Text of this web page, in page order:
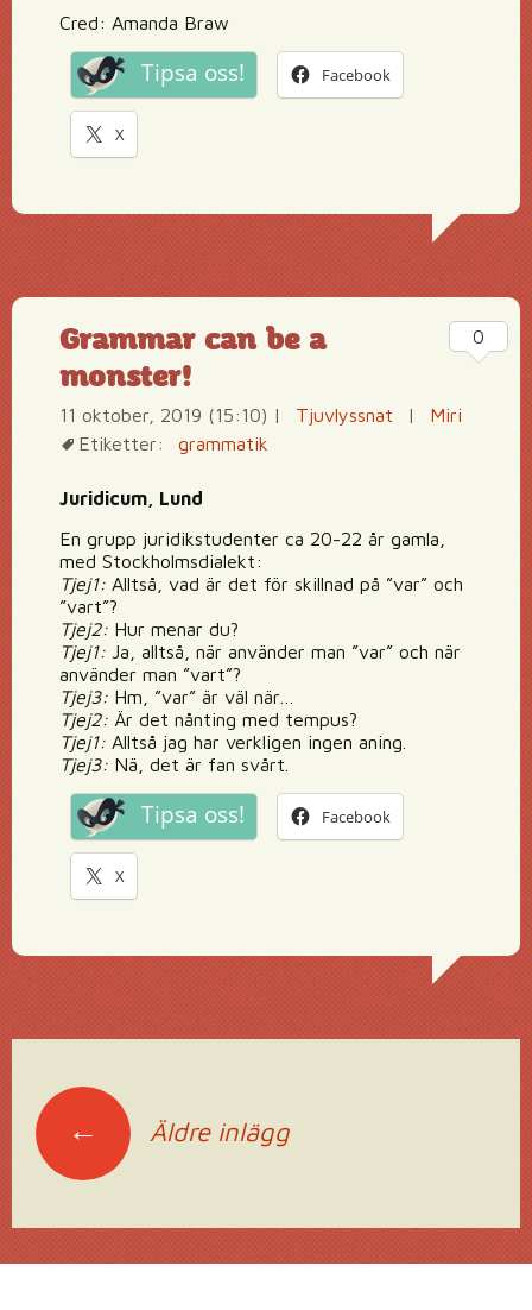
Cred: Amanda Braw
Tipsa oss! Facebook
X
Grammar can be a
monster!
11 oktober, 2019 (15:10) | Tjuvlyssnat |
Miri
Etiketter:
grammatik
Juridicum, Lund
En grupp juridikstudenter ca 20-22 år gamla,
med Stockholmsdialekt:
Tjej1: Alltså, vad är det för skillnad på ”var” och
”vart”?
Tjej2: Hur menar du?
Tjej1: Ja, alltså, när använder man ”var” och när
använder man ”vart”?
Tjej3: Hm, ”var” är väl när…
Tjej2: Är det nånting med tempus?
Tjej1: Alltså jag har verkligen ingen aning.
Tjej3: Nä, det är fan svårt.
Tipsa oss! Facebook
X
0
Inläggsnavigering
← Äldre inlägg